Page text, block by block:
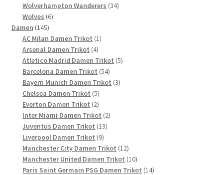
Produkt
Wolverhampton Wanderers 3434
Wolves 66
Damen 145145
Produkte
AC Milan Damen Trikot 11
Arsenal Damen Trikot 44
Produkte
Atletico Madrid Damen Trikot 55
Barcelona Damen Trikot 5454
Produkte
Bayern Munich Damen Trikot 33
Chelsea Damen Trikot 55
Produkte
Everton Damen Trikot 22
Produkte
Inter Miami Damen Trikot 22
Juventus Damen Trikot 1313
Liverpool Damen Trikot 99
Produkte
Manchester City Damen Trikot 1212
Produkte
Manchester United Damen Trikot 1010
Produkte
Paris Saint Germain PSG Damen Trikot 1414